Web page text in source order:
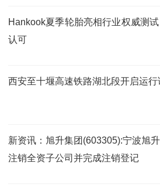
Hankook夏季轮胎亮相行业权威测
认可
西安至十堰高速铁路湖北段开启运行
新资讯：旭升集团(603305):宁波旭
注销全资子公司并完成注销登记